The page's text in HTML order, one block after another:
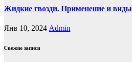
Жидкие гвозди. Применение и виды
Янв 10, 2024 Admin
Свежие записи